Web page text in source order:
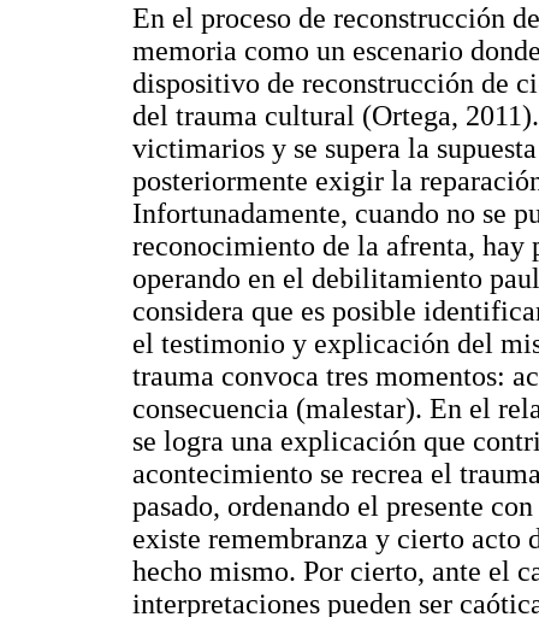
En el proceso de reconstrucción
memoria como un escenario
dispositivo de reconstrucción de
del trauma cultural (Ortega,
victimarios y se supera la
posteriormente exigir la
Infortunadamente, cuando no se
reconocimiento de la afrenta,
operando en el debilitamiento
considera que es posible
el testimonio y explicación del
trauma convoca tres momentos:
consecuencia (malestar). En el
se logra una explicación que
acontecimiento se recrea el
pasado, ordenando el presente
existe remembranza y cierto acto
hecho mismo. Por cierto, ante el
interpretaciones pueden ser